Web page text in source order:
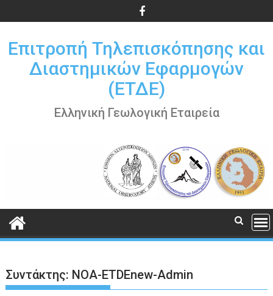
στο
Επιτροπή Τηλεπισκόπησης και
Διαστημικών Εφαρμογών
(ΕΤΔΕ)
Ελληνική Γεωλογική Εταιρεία
Συντάκτης: NOA-ETDEnew-Admin